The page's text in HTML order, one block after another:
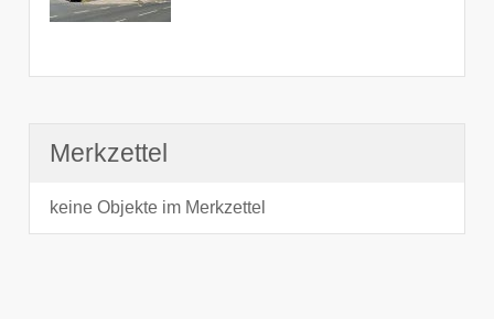
Merkzettel
keine Objekte im Merkzettel